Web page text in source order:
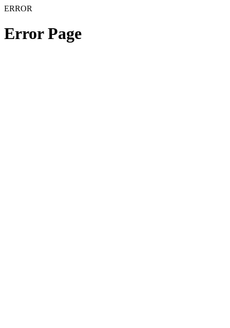
ERROR
Error Page